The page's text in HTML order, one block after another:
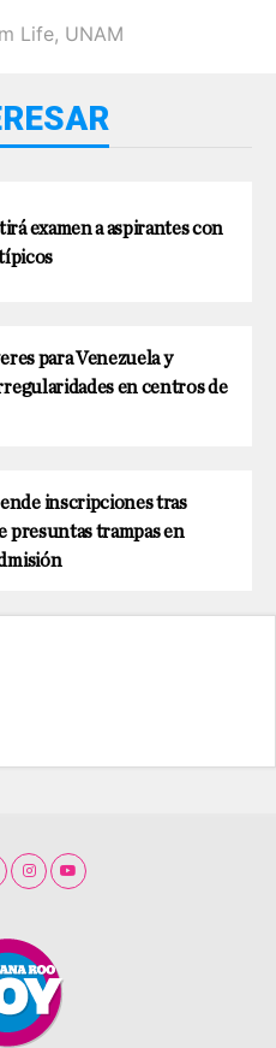
Life, UNAM
examen a aspirantes con
para Venezuela y
en centros de
inscripciones tras
presuntas trampas en